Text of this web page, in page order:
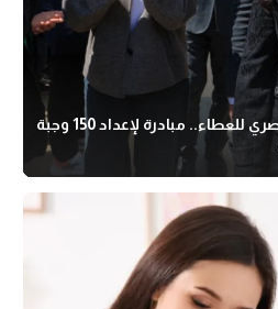
«مطبخ الملائكة» نموذج مصري للعطاء.. مبادرة لإعداد 150 وجبة